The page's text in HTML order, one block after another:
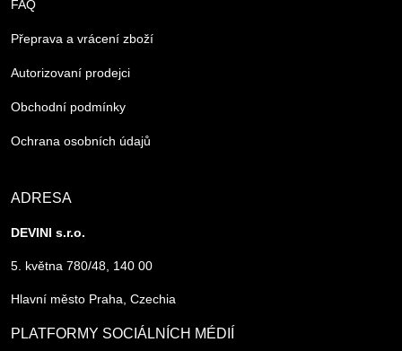
FAQ
Přeprava a vrácení zboží
Autorizovaní prodejci
Obchodní podmínky
Ochrana osobních údajů
ADRESA
DEVINI s.r.o.
5. května 780/48, 140 00
Hlavní město Praha, Czechia
PLATFORMY SOCIÁLNÍCH MÉDIÍ